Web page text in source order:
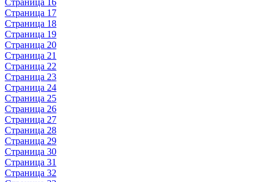
Страница 17
Страница 18
Страница 19
Страница 20
Страница 21
Страница 22
Страница 23
Страница 24
Страница 25
Страница 26
Страница 27
Страница 28
Страница 29
Страница 30
Страница 31
Страница 32